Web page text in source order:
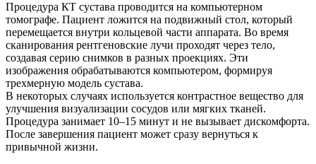
Процедура КТ сустава проводится на компьютерном
томографе. Пациент ложится на подвижный стол, который
перемещается внутри кольцевой части аппарата. Во время
сканирования рентгеновские лучи проходят через тело,
создавая серию снимков в разных проекциях. Эти
изображения обрабатываются компьютером, формируя
трехмерную модель сустава.
В некоторых случаях используется контрастное вещество для
улучшения визуализации сосудов или мягких тканей.
Процедура занимает 10–15 минут и не вызывает дискомфорта.
После завершения пациент может сразу вернуться к
привычной жизни.